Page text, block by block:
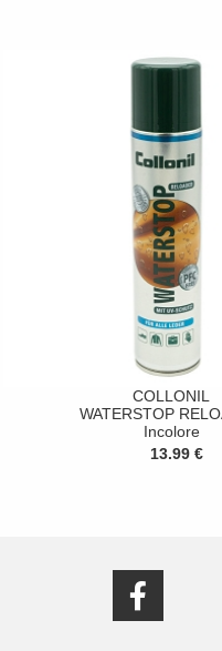
COLLONIL
WATERSTOP
Incolore
13.99 €